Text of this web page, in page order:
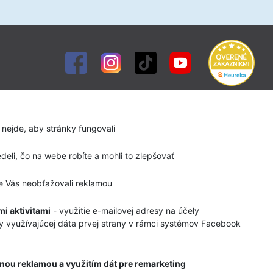
aby stránky fungovali
čo na webe robíte a mohli to zlepšovať
Vás neobťažovali reklamou
aktivitami - využitie e-mailovej adresy na účely
využívajúcej dáta prvej strany v rámci systémov Facebook
reklamou a využitím dát pre remarketing
Diagnostika chodidla
Rozltáčanie turistickej obuvi
Požičovňa detských lyží a lyžiarok
Požičovňa Skialpovej výstroje